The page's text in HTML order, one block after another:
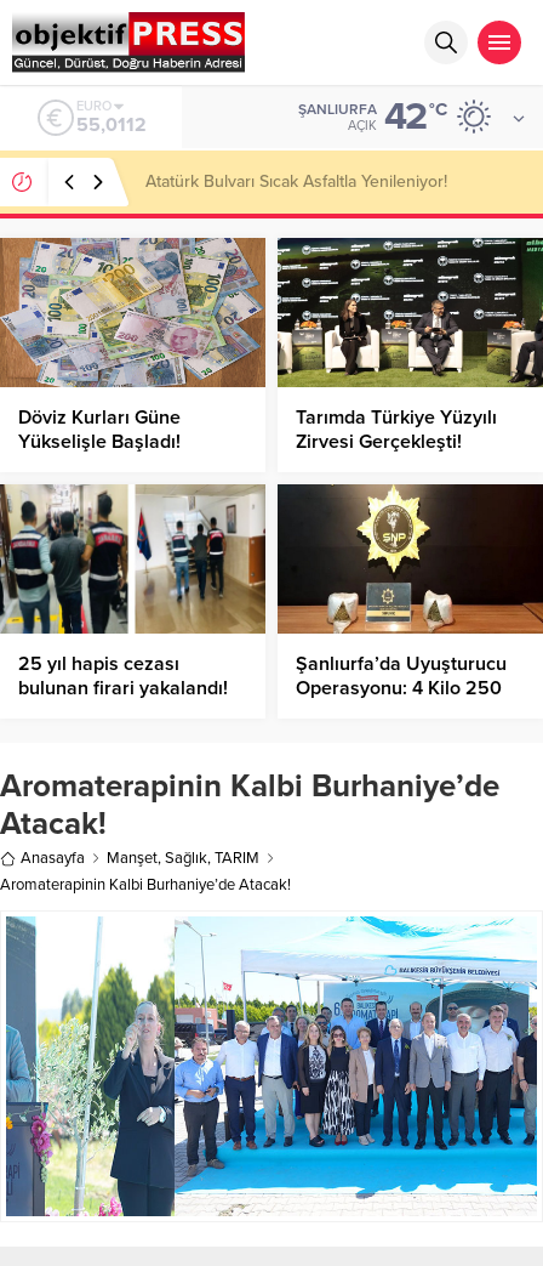
ALTIN
6.519,97
ŞANLIURFA
AÇIK 42°C
Temmuzda IPARD III Kapsamında 634,3 Milyon Lira
Hibe Ödemesi Yapıldı!
Döviz Kurları Güne
Yükselişle Başladı!
Tarımda Türkiye Yüzyılı
Zirvesi Gerçekleşti!
25 yıl hapis cezası
bulunan firari yakalandı!
Şanlıurfa’da Uyuşturucu
Operasyonu: 4 Kilo 250
Aromaterapinin Kalbi Burhaniye’de
Atacak!
Anasayfa Manşet,Sağlık,TARIM
Aromaterapinin Kalbi Burhaniye’de Atacak!